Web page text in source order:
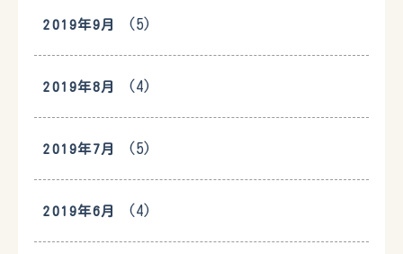
2019年9月 (5)
2019年8月 (4)
2019年7月 (5)
2019年6月 (4)